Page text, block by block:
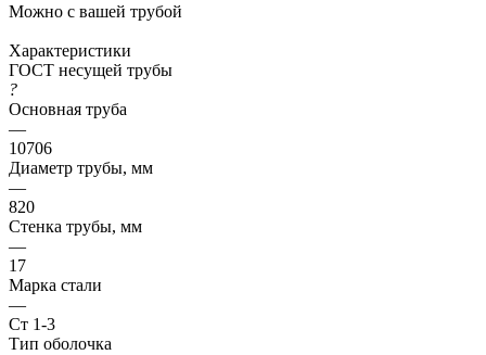
Можно с вашей трубой
Характеристики
ГОСТ несущей трубы
?
Основная труба
—
10706
Диаметр трубы, мм
—
820
Стенка трубы, мм
—
17
Марка стали
—
Ст 1-3
Тип оболочка